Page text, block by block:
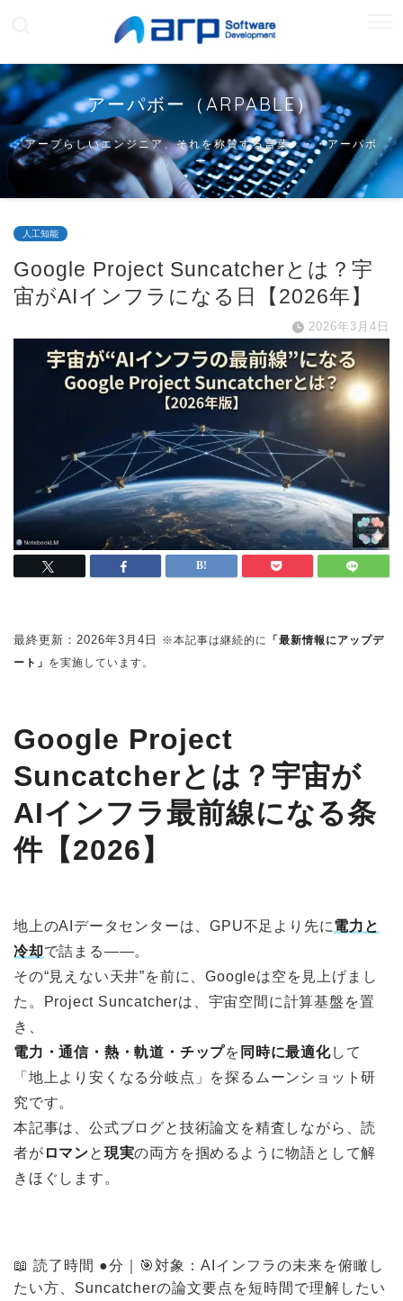
アーパボー（ARPABLE）
アープらしいエンジニア、それを称賛する言葉・・・アーパボ
ー
人工知能
Google Project Suncatcherとは？宇
宙がAIインフラになる日【2026年】
2026年3月4日
最終更新： 2026年3月4日 ※本記事は継続的に
「最新情報にアップデ
ート」 を実施しています。
Google Project
Suncatcherとは？宇宙が
AIインフラ最前線になる条
件【2026】
地上のAIデータセンターは、GPU不足より先に電力と
冷却で詰まる――。
その“見えない天井”を前に、Googleは空を見上げまし
た。Project Suncatcherは、宇宙空間に計算基盤を置
き、
電力・通信・熱・軌道・チップを 同時に最適化して
「地上より安くなる分岐点」を探るムーンショット研
究です。
本記事は、公式ブログと技術論文を精査しながら、読
者が ロマンと 現実の両方を掴めるように物語として解
きほぐします。
📖 読了時間 ●分｜🎯対象：AIインフラの未来を俯瞰し
たい方、Suncatcherの論文要点を短時間で理解したい